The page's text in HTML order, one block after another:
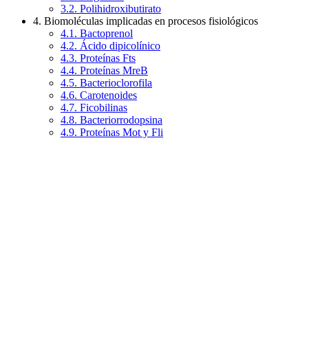
3.2. Polihidroxibutirato
4. Biomoléculas implicadas en procesos fisiológicos
4.1. Bactoprenol
4.2. Ácido dipicolínico
4.3. Proteínas Fts
4.4. Proteínas MreB
4.5. Bacterioclorofila
4.6. Carotenoides
4.7. Ficobilinas
4.8. Bacteriorrodopsina
4.9. Proteínas Mot y Fli